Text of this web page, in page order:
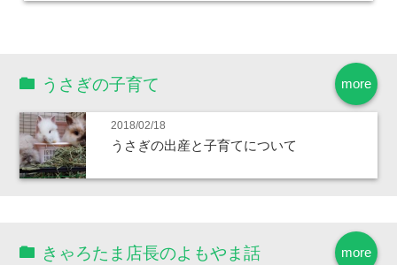
more
うさぎの子育て
2018/02/18
うさぎの出産と子育てについて
more
きゃろたま店長のよもやま話